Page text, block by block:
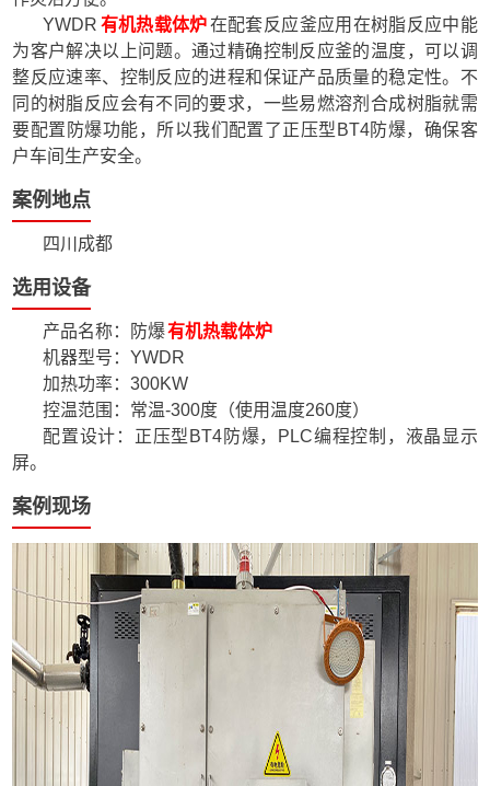
YWDR 有机热载体炉在配套反应釜应用在树脂反应中能
为客户解决以上问题。通过精确控制反应釜的温度，可以调
整反应速率、控制反应的进程和保证产品质量的稳定性。不
同的树脂反应会有不同的要求，一些易燃溶剂合成树脂就需
要配置防爆功能，所以我们配置了正压型BT4防爆，确保客
户车间生产安全。
案例地点
四川成都
选用设备
产品名称：防爆有机热载体炉
机器型号：YWDR
加热功率：300KW
控温范围：常温-300度（使用温度260度）
配置设计：正压型BT4防爆，PLC编程控制，液晶显示
屏。
案例现场